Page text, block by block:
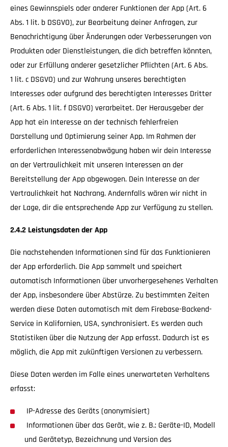
eines Gewinnspiels oder anderer Funktionen der App (Art. 6
Abs. 1 lit. b DSGVO), zur Bearbeitung deiner Anfragen, zur
Benachrichtigung über Änderungen oder Verbesserungen von
Produkten oder Dienstleistungen, die dich betreffen könnten,
oder zur Erfüllung anderer gesetzlicher Pflichten (Art. 6 Abs.
1 lit. c DSGVO) und zur Wahrung unseres berechtigten
Interesses oder aufgrund des berechtigten Interesses Dritter
(Art. 6 Abs. 1 lit. f DSGVO) verarbeitet. Der Herausgeber der
App hat ein Interesse an der technisch fehlerfreien
Darstellung und Optimierung seiner App. Im Rahmen der
erforderlichen Interessenabwägung haben wir dein Interesse
an der Vertraulichkeit mit unseren Interessen an der
Bereitstellung der App abgewogen. Dein Interesse an der
Vertraulichkeit hat Nachrang. Andernfalls wären wir nicht in
der Lage, dir die entsprechende App zur Verfügung zu stellen.
2.4.2 Leistungsdaten der App
Die nachstehenden Informationen sind für das Funktionieren
der App erforderlich. Die App sammelt und speichert
automatisch Informationen über unvorhergesehenes Verhalten
der App, insbesondere über Abstürze. Zu bestimmten Zeiten
werden diese Daten automatisch mit dem Firebase-Backend-
Service in Kalifornien, USA, synchronisiert. Es werden auch
Statistiken über die Nutzung der App erfasst. Dadurch ist es
möglich, die App mit zukünftigen Versionen zu verbessern.
Diese Daten werden im Falle eines unerwarteten Verhaltens
erfasst:
IP-Adresse des Geräts (anonymisiert)
Informationen über das Gerät, wie z. B.: Geräte-ID, Modell
und Gerätetyp, Bezeichnung und Version des